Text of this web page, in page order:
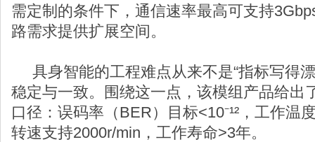
需定制的条件下，通信速率最高可支持
路需求提供扩展空间。
具身智能的工程难点从来不是“指标写得
稳定与一致。围绕这一点，该模组产品给出
口径：误码率（BER）目标<10⁻¹²，工作
转速支持2000r/min，工作寿命>3年。